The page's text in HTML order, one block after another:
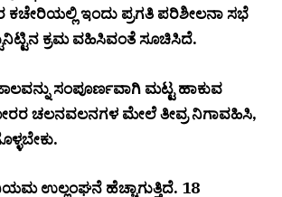
ಕಚೇರಿಯಲ್ಲಿ ಇಂದು ಪ್ರಗತಿ ಪರಿಶೀಲನಾ ಸಭೆ
ಕ್ರಮ ವಹಿಸಿವಂತೆ ಸೂಚಿಸಿದೆ.
ಸಂಪೂರ್ಣವಾಗಿ ಮಟ್ಟ ಹಾಕುವ
ಚಲನವಲನಗಳ ಮೇಲೆ ತೀವ್ರ ನಿಗಾವಹಿಸಿ,
ಉಲ್ಲಂಘನೆ ಹೆಚ್ಚಾಗುತ್ತಿದೆ. 18